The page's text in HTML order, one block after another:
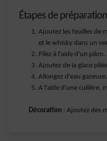
Étapes de préparation
Ajoutez les feuilles de
et le whisky dans un
Pilez à l'aide d'un pilon.
Ajoutez de la glace
Allongez d'eau gazeuse.
A l'aide d'une cuillère,
Décoration : Ajoutez des